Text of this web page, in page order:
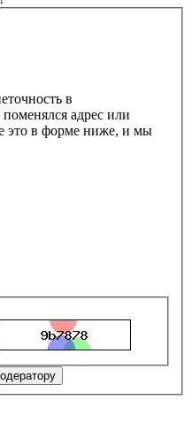
в
адрес или
это в форме ниже, и мы